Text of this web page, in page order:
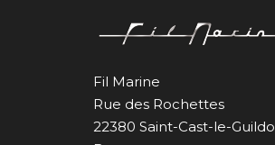
Fil Marine
Rue des Rochettes
22380 Saint-Cast-le-Guildo